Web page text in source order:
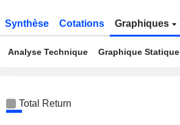
Synthèse Cotations Graphiques
Analyse Technique Graphique Statique
Total Return